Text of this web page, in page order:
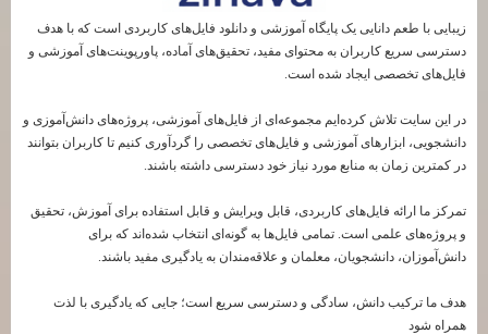
زیبایی با طعم دانایی یک پایگاه آموزشی و دانلود فایل‌های کاربردی است که با هدف
دسترسی سریع کاربران به محتوای مفید، تحقیق‌های آماده، پاورپوینت‌های آموزشی و
فایل‌های تخصصی ایجاد شده است.
در این سایت تلاش کرده‌ایم مجموعه‌ای از فایل‌های آموزشی، پروژه‌های دانش‌آموزی و
دانشجویی، ابزارهای آموزشی و فایل‌های تخصصی را گردآوری کنیم تا کاربران بتوانند
در کمترین زمان به منابع مورد نیاز خود دسترسی داشته باشند.
تمرکز ما ارائه فایل‌های کاربردی، قابل ویرایش و قابل استفاده برای آموزش، تحقیق
و پروژه‌های علمی است. تمامی فایل‌ها به گونه‌ای انتخاب شده‌اند که برای
دانش‌آموزان، دانشجویان، معلمان و علاقه‌مندان به یادگیری مفید باشند.
هدف ما ترکیب دانش، سادگی و دسترسی سریع است؛ جایی که یادگیری با لذت
همراه شود